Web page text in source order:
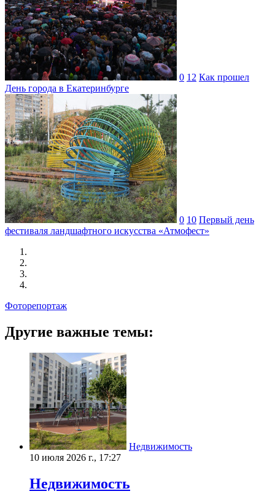
0 12 Как прошел
День города в Екатеринбурге
0 10 Первый день
фестиваля ландшафтного искусства «Атмофест»
Фоторепортаж
Другие важные темы:
Недвижимость
10 июля 2026 г., 17:27
Недвижимость